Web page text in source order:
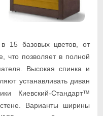
15 базовых цветов, от
что позволяет в полной
Высокая спинка и
устанавливать диван
Киевский-Стандарт™
Варианты ширины